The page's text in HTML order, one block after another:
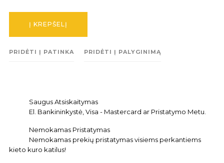
Į KREPŠELĮ
PRIDĖTI Į PATINKA PRIDĖTI Į PALYGINIMĄ
Saugus Atsiskaitymas
El. Bankininkystė, Visa - Mastercard ar Pristatymo Metu.
Nemokamas Pristatymas
Nemokamas prekių pristatymas visiems perkantiems
kieto kuro katilus!